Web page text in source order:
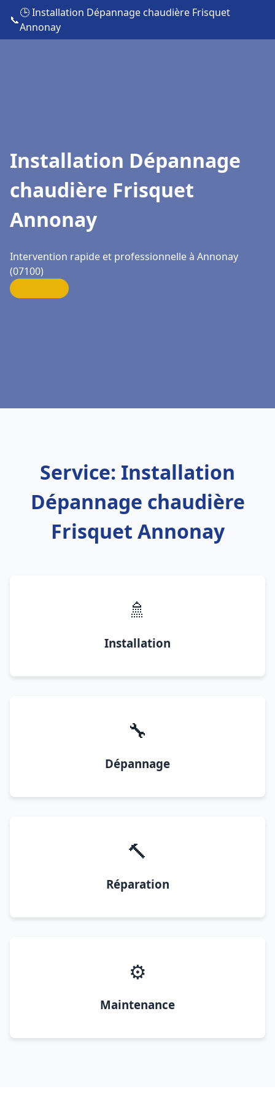
📞
🕒 Installation Dépannage chaudière Frisquet
Annonay
Installation Dépannage
chaudière Frisquet
Annonay
Intervention rapide et professionnelle à Annonay
(07100)
Service: Installation
Dépannage chaudière
Frisquet Annonay
🚿
Installation
🔧
Dépannage
🔨
Réparation
⚙️
Maintenance